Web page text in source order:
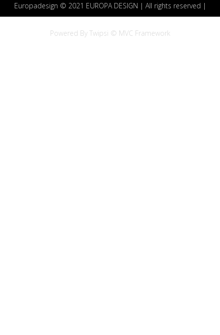
Europadesign © 2021 EUROPA DESIGN | All rights reserved |
Powered By Twipsi © MVC Framework